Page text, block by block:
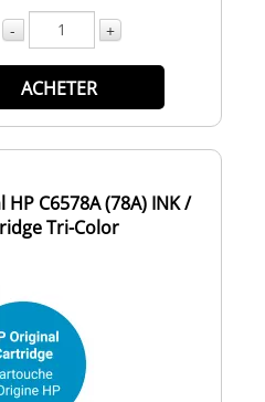
- +
ACHETER
C6578A (78A) INK /
Tri-Color